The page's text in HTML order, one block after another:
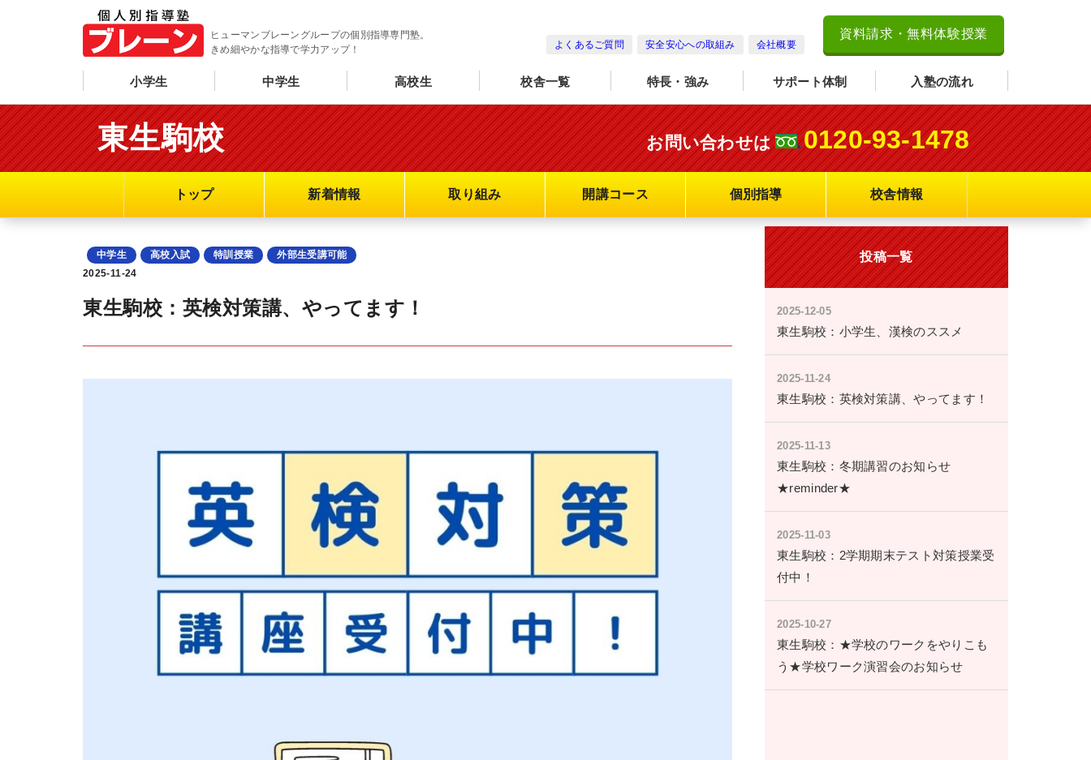
ヒューマンブレーングループの個別指導専門塾。
きめ細やかな指導で学力アップ！
よくあるご質問 安全安心への取組み 会社概要
資料請求・無料体験授業
小学生 中学生 高校生 校舎一覧 特長・強み サポート体制 入塾の流れ
東生駒校 お問い合わせは 0120-93-1478
トップ 新着情報 取り組み 開講コース 個別指導 校舎情報
中学生 高校入試 特訓授業
外部生受講可能
2025-11-24
東生駒校：英検対策講、やってます！
投稿一覧
2025-12-05
東生駒校：小学生、漢検のススメ
2025-11-24
東生駒校：英検対策講、やってます！
2025-11-13
東生駒校：冬期講習のお知らせ
★reminder★
2025-11-03
東生駒校：2学期期末テスト対策授業受
付中！
2025-10-27
東生駒校：★学校のワークをやりこも
う★学校ワーク演習会のお知らせ